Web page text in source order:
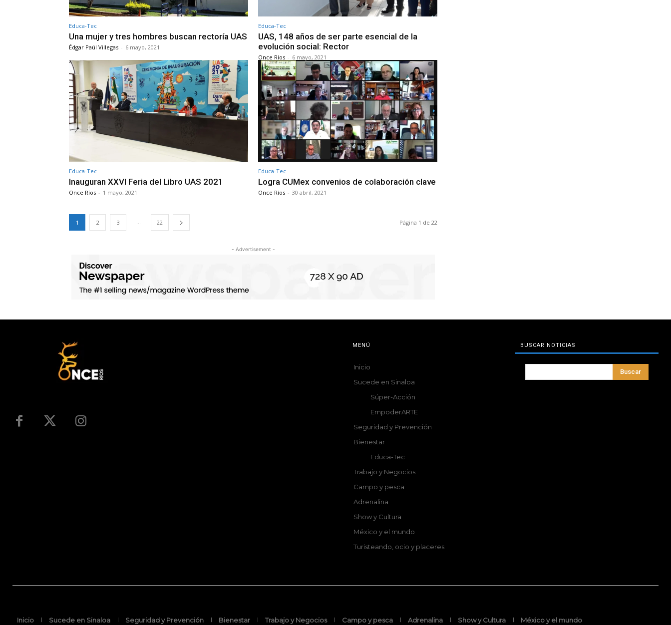
Educa-Tec
Una mujer y tres hombres buscan rectoría UAS
Édgar Paúl Villegas - 6 mayo, 2021
Educa-Tec
UAS, 148 años de ser parte esencial de la
evolución social: Rector
Once Ríos - 6 mayo, 2021
Educa-Tec
Inauguran XXVI Feria del Libro UAS 2021
Once Ríos - 1 mayo, 2021
Educa-Tec
Logra CUMex convenios de colaboración clave
Once Ríos - 30 abril, 2021
1 2 3 ... 22 Página 1 de 22
- Advertisement -
MENÚ
Inicio
Sucede en Sinaloa
Súper-Acción
EmpoderARTE
Seguridad y Prevención
Bienestar
Educa-Tec
Trabajo y Negocios
Campo y pesca
Adrenalina
Show y Cultura
México y el mundo
Turisteando, ocio y placeres
BUSCAR NOTICIAS
Buscar
Inicio Sucede en Sinaloa Seguridad y Prevención Bienestar Trabajo y Negocios Campo y pesca Adrenalina Show y Cultura México y el mundo